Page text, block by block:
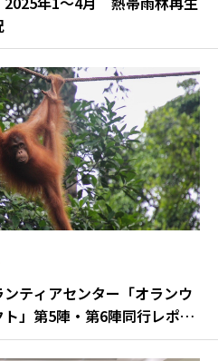
ンティアセンター「オランウ
」第5陣・第6陣同行レポー